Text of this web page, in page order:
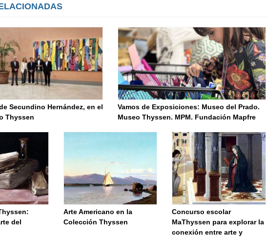
Secundino Hernández, en el
Thyssen
Vamos de Exposiciones: Museo del Prado.
Museo Thyssen. MPM. Fundación Mapfre
del
Arte Americano en la
Colección Thyssen
Concurso escolar
MaThyssen para explorar la
conexión entre arte y